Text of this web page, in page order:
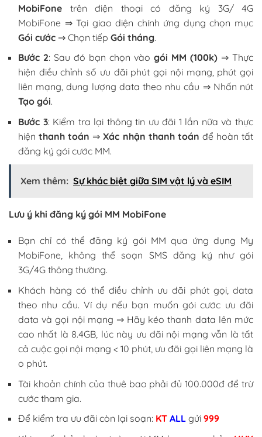
MobiFone trên điện thoại có đăng ký 3G/ 4G
MobiFone ⇒ Tại giao diện chính ứng dụng chọn mục
Gói cước ⇒ Chọn tiếp Gói tháng.
Bước 2: Sau đó bạn chọn vào gói MM (100k) ⇒ Thực
hiện điều chỉnh số ưu đãi phút gọi nội mạng, phút gọi
liên mạng, dung lượng data theo nhu cầu ⇒ Nhấn nút
Tạo gói.
Bước 3: Kiểm tra lại thông tin ưu đãi 1 lần nữa và thực
hiệnthanh toán ⇒Xác nhận thanh toán để hoàn tất
đăng ký gói cước MM.
Xem thêm: Sự khác biệt giữa SIM vật lý và eSIM
Lưu ý khi đăng ký gói MM MobiFone
Bạn chỉ có thể đăng ký gói MM qua ứng dụng My
MobiFone, không thể soạn SMS đăng ký như gói
3G/4G thông thường.
Khách hàng có thể điều chỉnh ưu đãi phút gọi, data
theo nhu cầu. Ví dụ nếu bạn muốn gói cước ưu đãi
data và gọi nội mạng ⇒ Hãy kéo thanh data lên mức
cao nhất là 8.4GB, lúc này ưu đãi nội mạng vẫn là tất
cả cuộc gọi nội mạng < 10 phút, ưu đãi gọi liên mạng là
o phút.
Tài khoản chính của thuê bao phải đủ 100.000đ để trừ
cước tham gia.
Để kiểm tra ưu đãi còn lại soạn: KT ALL gửi 999